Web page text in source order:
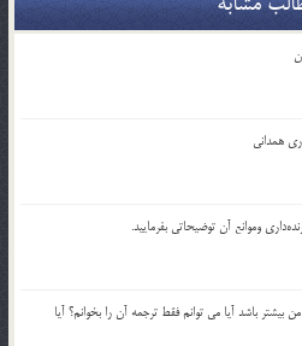
همدانی
وموانع آن توضيحاتي بفرماييد.
بيشتر باشد آيا مي توانم فقط ترجمه آن را بخوانم؟ آيا